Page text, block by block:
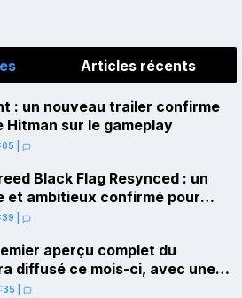
Articles récents
: un nouveau trailer confirme
Hitman sur le gameplay
Black Flag Resynced : un
et ambitieux confirmé pour
aperçu complet du
diffusé ce mois-ci, avec une
sur Netflix